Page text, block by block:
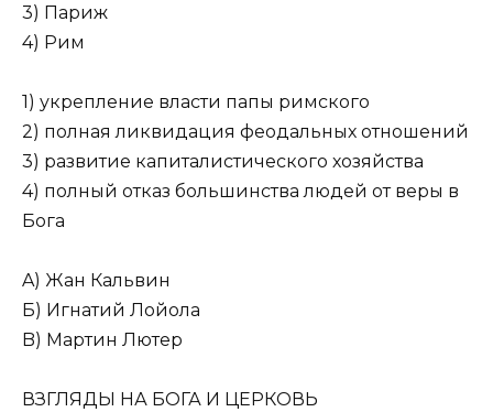
3) Париж
4) Рим
1) укрепление власти папы римского
2) полная ликвидация феодальных отношений
3) развитие капиталистического хозяйства
4) полный отказ большинства людей от веры в
Бога
A) Жан Кальвин
Б) Игнатий Лойола
B) Мартин Лютер
ВЗГЛЯДЫ НА БОГА И ЦЕРКОВЬ